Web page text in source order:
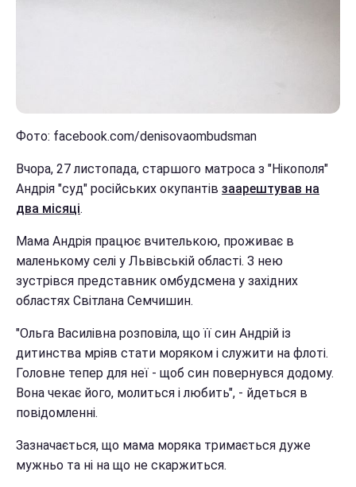
Фото: facebook.com/denisovaombudsman
Вчора, 27 листопада, старшого матроса з "Нікополя"
Андрія "суд" російських окупантів заарештував на
два місяці.
Мама Андрія працює вчителькою, проживає в
маленькому селі у Львівській області. З нею
зустрівся представник омбудсмена у західних
областях Світлана Семчишин.
"Ольга Василівна розповіла, що її син Андрій із
дитинства мріяв стати моряком і служити на флоті.
Головне тепер для неї - щоб син повернувся додому.
Вона чекає його, молиться і любить", - йдеться в
повідомленні.
Зазначається, що мама моряка тримається дуже
мужньо та ні на що не скаржиться.